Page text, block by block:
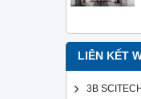
LIÊN KẾT
3B SCITECH